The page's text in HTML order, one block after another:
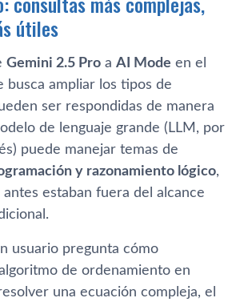
útiles
Gemini 2.5 Pro a AI Mode en el
busca ampliar los tipos de
ser respondidas de manera
de lenguaje grande (LLM, por
puede manejar temas de
y razonamiento lógico,
estaban fuera del alcance
usuario pregunta cómo
de ordenamiento en
una ecuación compleja, el